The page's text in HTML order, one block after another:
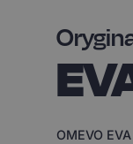
OMEVO